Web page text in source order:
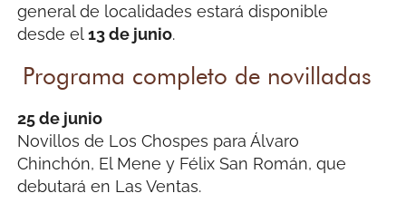
general de localidades estará disponible
desde el13 de junio.
Programa completo de novilladas
25 de junio
Novillos de Los Chospes para Álvaro
Chinchón, El Mene y Félix San Román, que
debutará en Las Ventas.